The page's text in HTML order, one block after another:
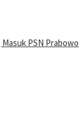
PSN Prabowo